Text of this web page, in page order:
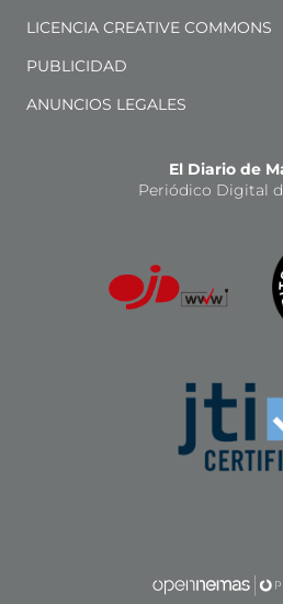
LICENCIA CREATIVE COMMONS
PUBLICIDAD
ANUNCIOS LEGALES
El Diario de
Periódico Digital